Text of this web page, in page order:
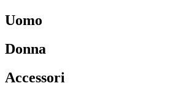
Uomo
Donna
Accessori